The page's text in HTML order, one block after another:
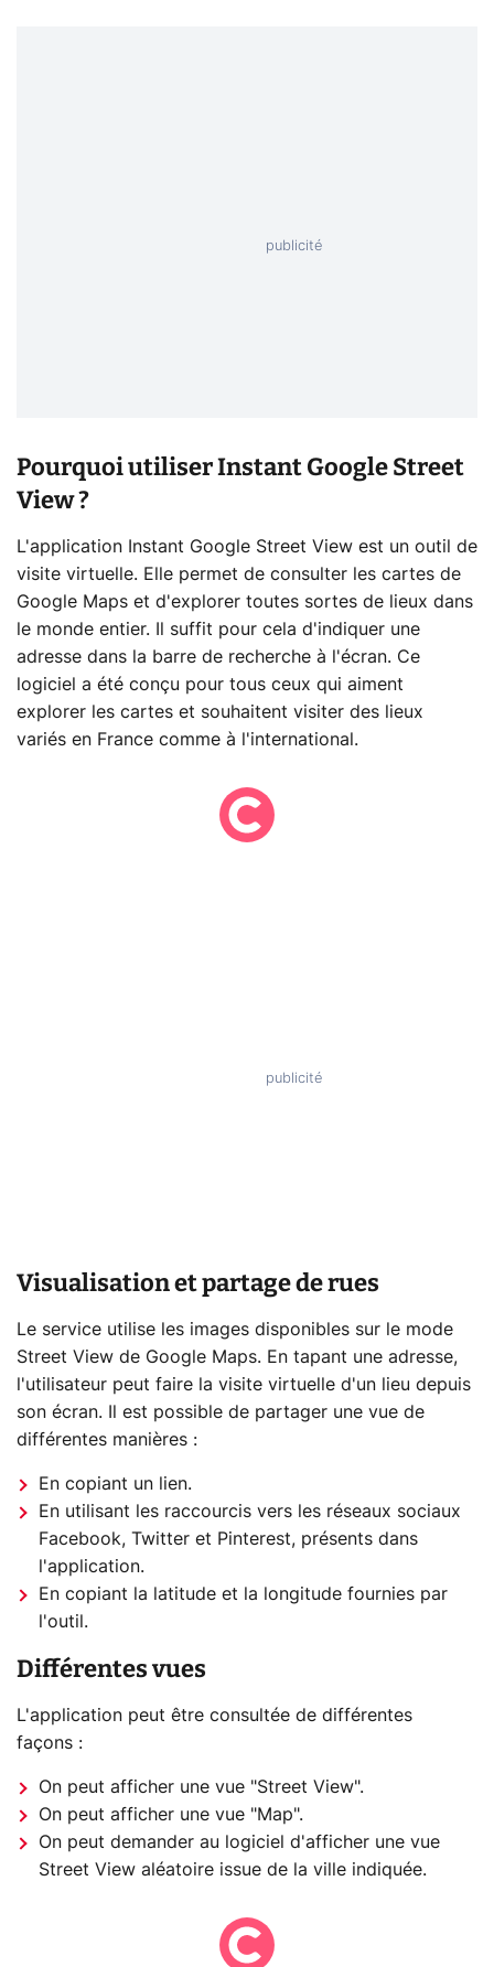
Pourquoi utiliser Instant Google Street
View ?
L'application Instant Google Street View est un outil de
visite virtuelle. Elle permet de consulter les cartes de
Google Maps et d'explorer toutes sortes de lieux dans
le monde entier. Il suffit pour cela d'indiquer une
adresse dans la barre de recherche à l'écran. Ce
logiciel a été conçu pour tous ceux qui aiment
explorer les cartes et souhaitent visiter des lieux
variés en France comme à l'international.
Visualisation et partage de rues
Le service utilise les images disponibles sur le mode
Street View de Google Maps. En tapant une adresse,
l'utilisateur peut faire la visite virtuelle d'un lieu depuis
son écran. Il est possible de partager une vue de
différentes manières :
En copiant un lien.
En utilisant les raccourcis vers les réseaux sociaux
Facebook, Twitter et Pinterest, présents dans
l'application.
En copiant la latitude et la longitude fournies par
l'outil.
Différentes vues
L'application peut être consultée de différentes
façons :
On peut afficher une vue "Street View".
On peut afficher une vue "Map".
On peut demander au logiciel d'afficher une vue
Street View aléatoire issue de la ville indiquée.